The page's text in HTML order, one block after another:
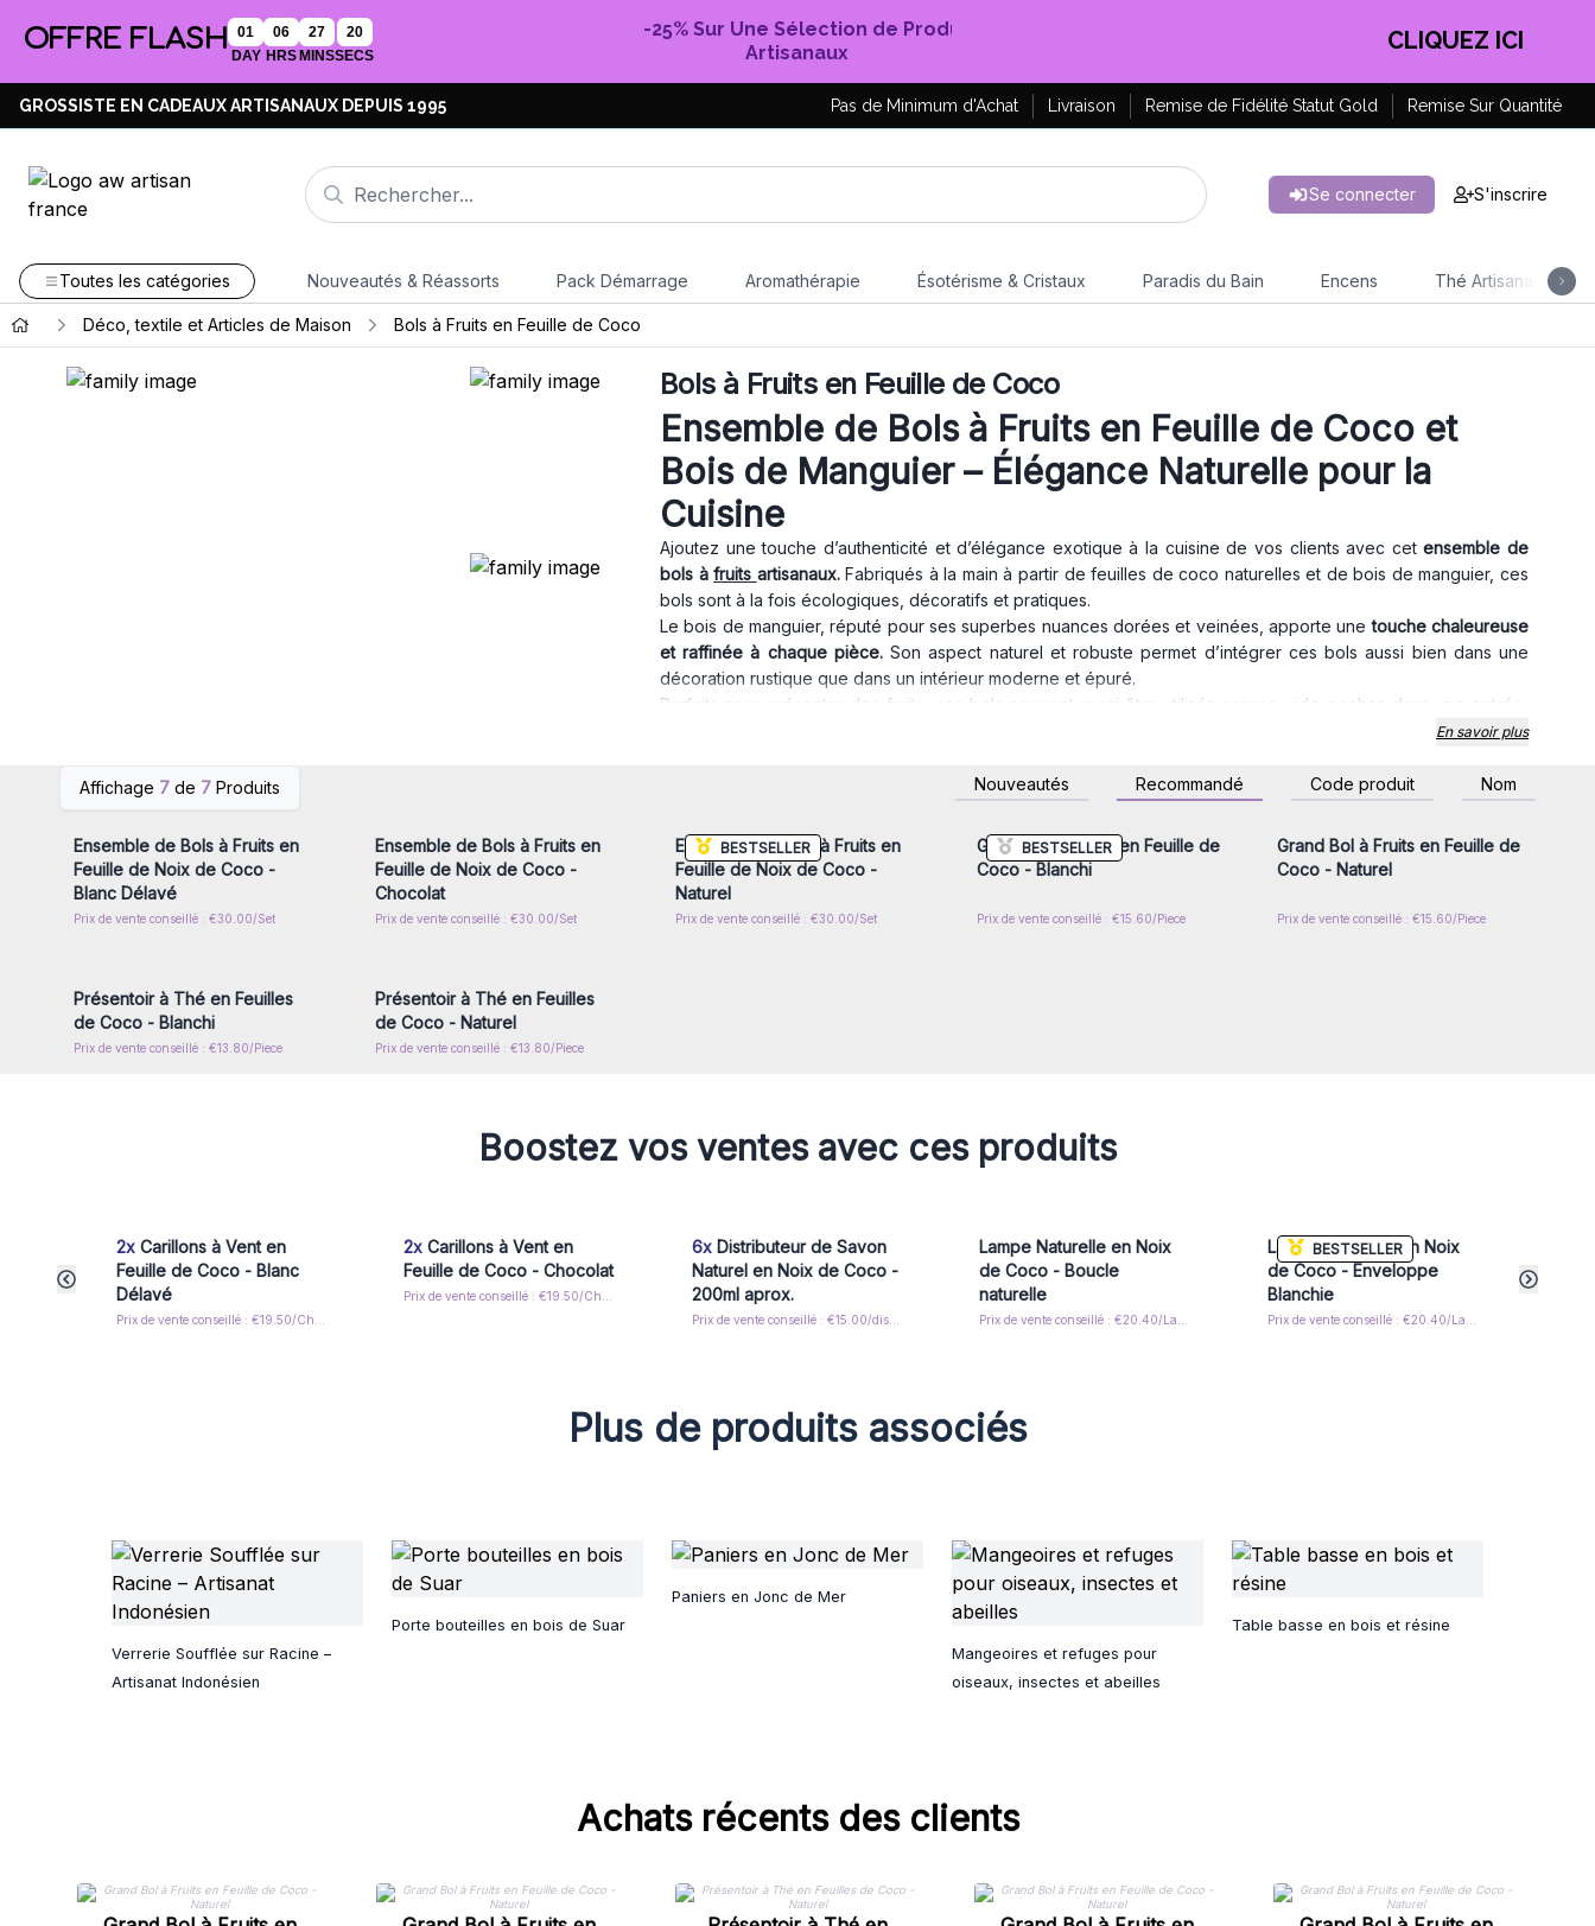
OFFRE FLASH
01
DAY
06
HRS
27
MINS
20
SECS
-25% Sur Une Sélection de Produits
Artisanaux
CLIQUEZ ICI
GROSSISTE EN CADEAUX ARTISANAUX DEPUIS 1995 Pas de Minimum d'Achat Livraison Remise de Fidélité Statut Gold Remise Sur Quantité
Se connecter S'inscrire
Toutes les catégories Nouveautés & Réassorts Pack Démarrage Aromathérapie Ésotérisme & Cristaux Paradis du Bain Encens Thé Artisanal
Déco, textile et Articles de Maison Bols à Fruits en Feuille de Coco
Bols à Fruits en Feuille de Coco
Ensemble de Bols à Fruits en Feuille de Coco et
Bois de Manguier – Élégance Naturelle pour la
Cuisine
Ajoutez une touche d’authenticité et d’élégance exotique à la cuisine de vos clients avec cetensemble de
bols àfruits artisanaux.Fabriqués à la main à partir de feuilles de coco naturelles et de bois de manguier, ces
bols sont à la fois écologiques, décoratifs et pratiques.
Le bois de manguier, réputé pour ses superbes nuances dorées et veinées, apporte une touche chaleureuse
et raffinée à chaque pièce.Son aspect naturel et robuste permet d’intégrer ces bols aussi bien dans une
décoration rustique que dans un intérieur moderne et épuré.
Parfaits pour présenter des fruits, ces bols peuvent aussi être utilisés comme vide-poches dans une entrée,
centre de table élégant ou même pour y déposer des accessoires de cuisine. Grâce à la légèreté du bois de
Vente possible à l’unité ou en lot selon vos préférences.
Produit 100 % naturel et fait main, chaque pièce est unique avec des variations de couleurs et de légères
imperfections qui témoignent de son authenticité artisanale
Optez pour ces bols à fruits durables et écologiques, idéaux pour une décoration naturelle et tendance dans
En savoir plus
Affichage 7 de 7 Produits Nouveautés Recommandé Code produit Nom
vous pour accéder aux prix de
gros
Ensemble de Bols à Fruits en
Feuille de Noix de Coco -
Blanc Délavé
Prix de vente conseillé : €30.00/Set
Ensemble de Bols à Fruits en
Feuille de Noix de Coco -
Chocolat
Prix de vente conseillé : €30.00/Set
BESTSELLER
Ensemble de Bols à Fruits en
Feuille de Noix de Coco -
Naturel
Prix de vente conseillé : €30.00/Set
BESTSELLER
Connectez-vous ou inscrivez-
vous pour accéder aux prix de
gros
Grand Bol à Fruits en Feuille de
Coco - Blanchi
Prix de vente conseillé : €15.60/Piece
Connectez-vous ou inscrivez-
vous pour accéder aux prix de
gros
Grand Bol à Fruits en Feuille de
Coco - Naturel
Prix de vente conseillé : €15.60/Piece
Connectez-vous ou inscrivez-
Présentoir à Thé en Feuilles
de Coco - Blanchi
Prix de vente conseillé : €13.80/Piece
Connectez-vous ou inscrivez-
Présentoir à Thé en Feuilles
de Coco - Naturel
Prix de vente conseillé : €13.80/Piece
Boostez vos ventes avec ces produits
2x Carillons à Vent en
Feuille de Coco - Blanc
Délavé
2x Carillons à Vent en
Feuille de Coco - Chocolat
6xDistributeur de Savon
Naturel en Noix de Coco -
200ml aprox.
Prix de vente conseillé : €15.00/dispencer
Lampe Naturelle en Noix
de Coco - Boucle
naturelle
BESTSELLER
Lampe Naturelle en Noix
de Coco - Enveloppe
Blanchie
Plus de produits associés
Verrerie Soufflée sur Racine –
Artisanat Indonésien
Porte bouteilles en bois de Suar
Paniers en Jonc de Mer
Mangeoires et refuges pour
oiseaux, insectes et abeilles
Table basse en bois et résine
Achats récents des clients